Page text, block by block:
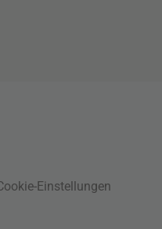
Einstellungen